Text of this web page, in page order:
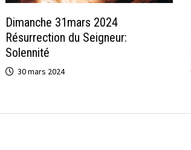
Dimanche 31mars 2024
Résurrection du Seigneur:
Solennité
30 mars 2024